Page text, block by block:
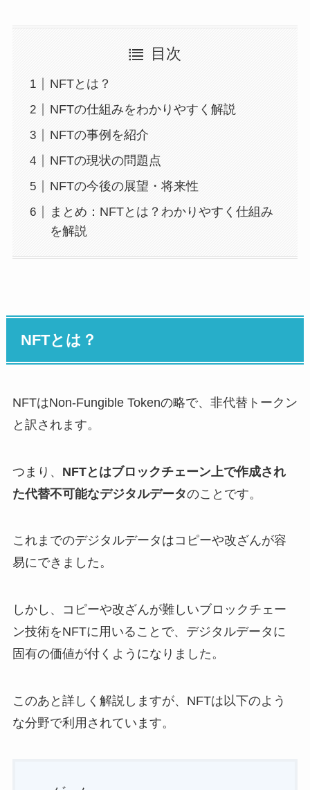
目次
NFTとは？
NFTの仕組みをわかりやすく解説
NFTの事例を紹介
NFTの現状の問題点
NFTの今後の展望・将来性
まとめ：NFTとは？わかりやすく仕組み
を解説
NFTとは？
NFTはNon-Fungible Tokenの略で、非代替トークン
と訳されます。
つまり、 NFTとはブロックチェーン上で作成され
た代替不可能なデジタルデータのことです。
これまでのデジタルデータはコピーや改ざんが容
易にできました。
しかし、コピーや改ざんが難しいブロックチェー
ン技術をNFTに用いることで、デジタルデータに
固有の価値が付くようになりました。
このあと詳しく解説しますが、NFTは以下のよう
な分野で利用されています。